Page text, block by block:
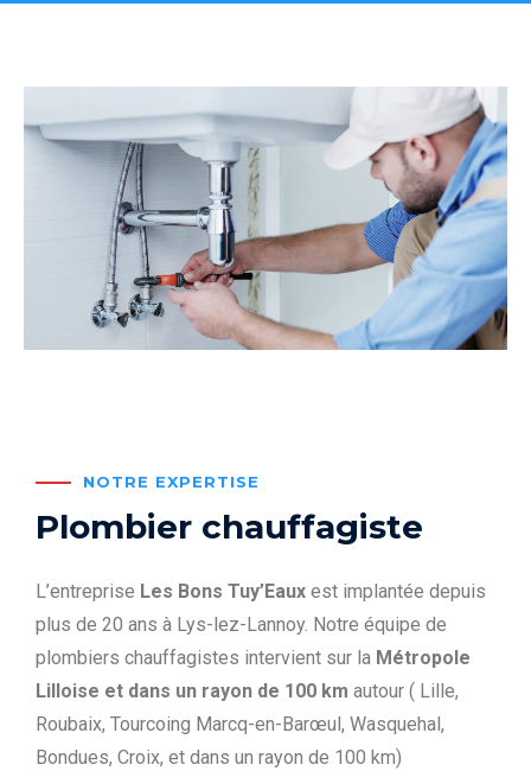
NOTRE EXPERTISE
Plombier chauffagiste
L’entreprise Les Bons Tuy’Eaux est implantée depuis
plus de 20 ans à Lys-lez-Lannoy. Notre équipe de
plombiers chauffagistes intervient sur la Métropole
Lilloise et dans un rayon de 100 km autour ( Lille,
Roubaix, Tourcoing Marcq-en-Barœul, Wasquehal,
Bondues, Croix, et dans un rayon de 100 km)